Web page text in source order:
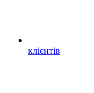
клієнтів